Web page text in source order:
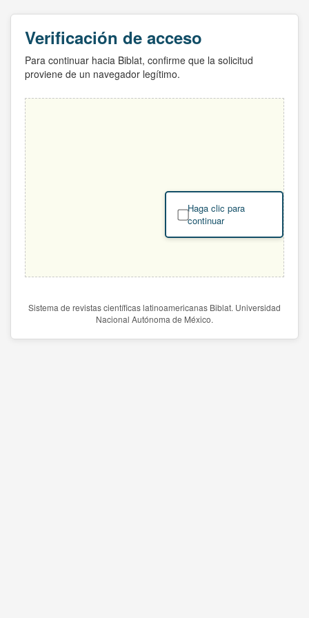
Verificación de acceso
Para continuar hacia Biblat, confirme que la solicitud
proviene de un navegador legítimo.
Haga clic para
continuar
Sistema de revistas científicas latinoamericanas Biblat. Universidad
Nacional Autónoma de México.